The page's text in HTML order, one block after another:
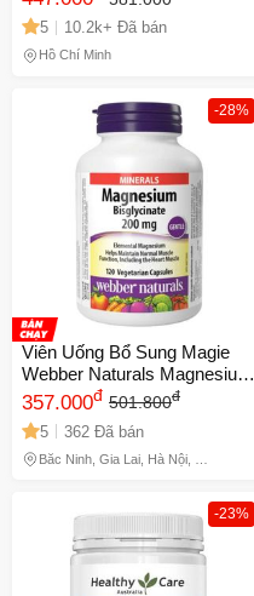
Não Bộ, Bổ Sung Omega 3
Tự Nhiên Từ Úc
5 10.2k+ Đã bán
Hồ Chí Minh
-28%
Viên Uống Bổ Sung Magie
Webber Naturals Magnesium
Bisglycinate 200mg - Hỗ Trợ
Sức Khỏe Thần Kinh Và Cơ
Bắp, 60 Viên
357.000đ 501.800đ
5 362 Đã bán
Bắc Ninh, Gia Lai, Hà Nội, Hồ
-23%